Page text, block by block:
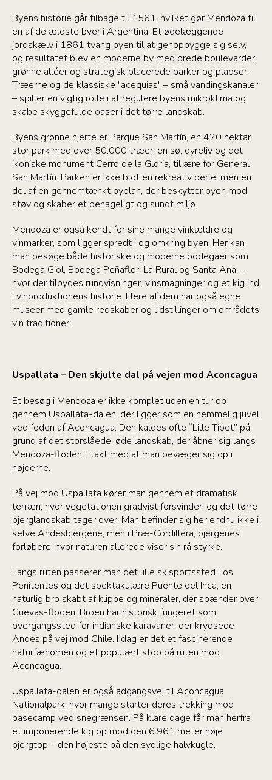
Byens historie går tilbage til 1561, hvilket gør Mendoza til
en af de ældste byer i Argentina. Et ødelæggende
jordskælv i 1861 tvang byen til at genopbygge sig selv,
og resultatet blev en moderne by med brede boulevarder,
grønne alléer og strategisk placerede parker og pladser.
Træerne og de klassiske "acequias" – små vandingskanaler
– spiller en vigtig rolle i at regulere byens mikroklima og
skabe skyggefulde oaser i det tørre landskab.
Byens grønne hjerte er Parque San Martín, en 420 hektar
stor park med over 50.000 træer, en sø, dyreliv og det
ikoniske monument Cerro de la Gloria, til ære for General
San Martín. Parken er ikke blot en rekreativ perle, men en
del af en gennemtænkt byplan, der beskytter byen mod
støv og skaber et behageligt og sundt miljø.
Mendoza er også kendt for sine mange vinkældre og
vinmarker, som ligger spredt i og omkring byen. Her kan
man besøge både historiske og moderne bodegaer som
Bodega Giol, Bodega Peñaflor, La Rural og Santa Ana –
hvor der tilbydes rundvisninger, vinsmagninger og et kig ind
i vinproduktionens historie. Flere af dem har også egne
museer med gamle redskaber og udstillinger om områdets
vin traditioner.
Uspallata – Den skjulte dal på vejen mod Aconcagua
Et besøg i Mendoza er ikke komplet uden en tur op
gennem Uspallata-dalen, der ligger som en hemmelig juvel
ved foden af Aconcagua. Den kaldes ofte “Lille Tibet” på
grund af det storslåede, øde landskab, der åbner sig langs
Mendoza-floden, i takt med at man bevæger sig op i
højderne.
På vej mod Uspallata kører man gennem et dramatisk
terræn, hvor vegetationen gradvist forsvinder, og det tørre
bjerglandskab tager over. Man befinder sig her endnu ikke i
selve Andesbjergene, men i Præ-Cordillera, bjergenes
forløbere, hvor naturen allerede viser sin rå styrke.
Langs ruten passerer man det lille skisportssted Los
Penitentes og det spektakulære Puente del Inca, en
naturlig bro skabt af klippe og mineraler, der spænder over
Cuevas-floden. Broen har historisk fungeret som
overgangssted for indianske karavaner, der krydsede
Andes på vej mod Chile. I dag er det et fascinerende
naturfænomen og et populært stop på ruten mod
Aconcagua.
Uspallata-dalen er også adgangsvej til Aconcagua
Nationalpark, hvor mange starter deres trekking mod
basecamp ved snegrænsen. På klare dage får man herfra
et imponerende kig op mod den 6.961 meter høje
bjergtop – den højeste på den sydlige halvkugle.